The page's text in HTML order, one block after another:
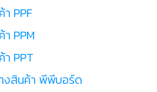
PPF
PPM
PPT
งสินค้า พีพีบอร์ด